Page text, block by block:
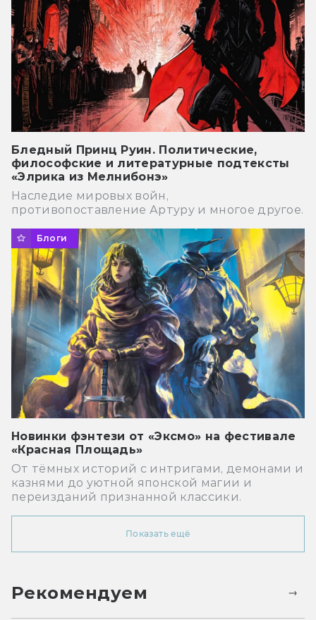
Бледный Принц Руин. Политические,
философские и литературные подтексты
«Элрика из Мелнибонэ»
Наследие мировых войн,
противопоставление Артуру и многое другое.
Блоги
Новинки фэнтези от «Эксмо» на фестивале
«Красная Площадь»
От тёмных историй с интригами, демонами и
казнями до уютной японской магии и
переизданий признанной классики.
Показать ещё
Рекомендуем